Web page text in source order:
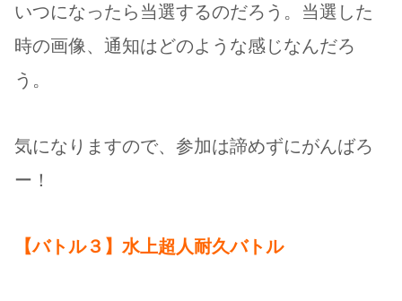
いつになったら当選するのだろう。当選した
時の画像、通知はどのような感じなんだろ
う。
気になりますので、参加は諦めずにがんばろ
ー！
【バトル３】水上超人耐久バトル